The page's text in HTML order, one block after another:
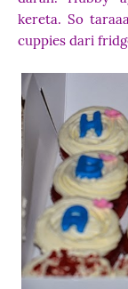
kereta. So
cuppies dari